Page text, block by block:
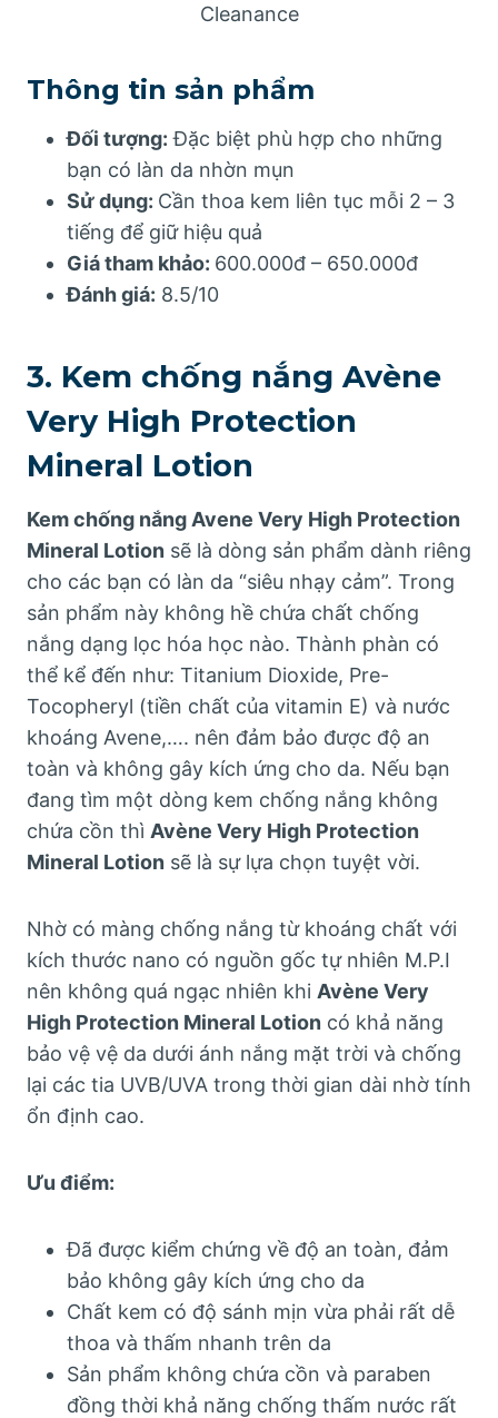
Cleanance
Thông tin sản phẩm
Đối tượng: Đặc biệt phù hợp cho những
bạn có làn da nhờn mụn
Sử dụng: Cần thoa kem liên tục mỗi 2 – 3
tiếng để giữ hiệu quả
Giá tham khảo: 600.000đ – 650.000đ
Đánh giá: 8.5/10
3. Kem chống nắng Avène
Very High Protection
Mineral Lotion
Kem chống nắng Avene Very High Protection
Mineral Lotion sẽ là dòng sản phẩm dành riêng
cho các bạn có làn da “siêu nhạy cảm”. Trong
sản phẩm này không hề chứa chất chống
nắng dạng lọc hóa học nào. Thành phàn có
thể kể đến như: Titanium Dioxide, Pre-
Tocopheryl (tiền chất của vitamin E) và nước
khoáng Avene,…. nên đảm bảo được độ an
toàn và không gây kích ứng cho da. Nếu bạn
đang tìm một dòng kem chống nắng không
chứa cồn thì Avène Very High Protection
Mineral Lotion sẽ là sự lựa chọn tuyệt vời.
Nhờ có màng chống nắng từ khoáng chất với
kích thước nano có nguồn gốc tự nhiên M.P.I
nên không quá ngạc nhiên khi Avène Very
High Protection Mineral Lotion có khả năng
bảo vệ vệ da dưới ánh nắng mặt trời và chống
lại các tia UVB/UVA trong thời gian dài nhờ tính
ổn định cao.
Ưu điểm:
Đã được kiểm chứng về độ an toàn, đảm
bảo không gây kích ứng cho da
Chất kem có độ sánh mịn vừa phải rất dễ
thoa và thấm nhanh trên da
Sản phẩm không chứa cồn và paraben
đồng thời khả năng chống thấm nước rất